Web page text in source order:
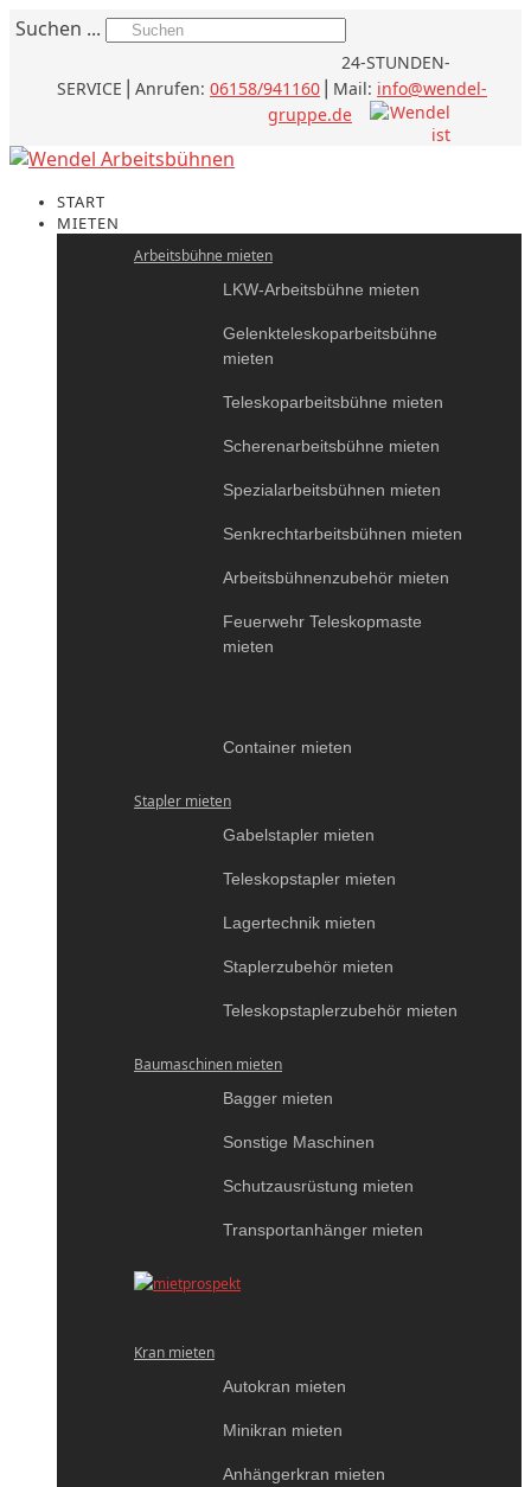
Suchen ...
24-STUNDEN-
SERVICE
Anrufen: 06158/941160 ⎪Mail: info@wendel-
gruppe.de
START
MIETEN
Arbeitsbühne mieten
LKW-Arbeitsbühne mieten
Gelenkteleskoparbeitsbühne
mieten
Teleskoparbeitsbühne mieten
Scherenarbeitsbühne mieten
Spezialarbeitsbühnen mieten
Senkrechtarbeitsbühnen mieten
Arbeitsbühnenzubehör mieten
Feuerwehr Teleskopmaste
mieten
Container mieten
Stapler mieten
Gabelstapler mieten
Teleskopstapler mieten
Lagertechnik mieten
Staplerzubehör mieten
Teleskopstaplerzubehör mieten
Baumaschinen mieten
Bagger mieten
Sonstige Maschinen
Schutzausrüstung mieten
Transportanhänger mieten
Kran mieten
Autokran mieten
Minikran mieten
Anhängerkran mieten